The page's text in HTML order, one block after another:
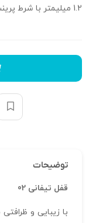
1.2 میلیمتر با شرط پرینت بدون مشکل.
توضیحات
قفل تیفانی 02
با زیبایی و